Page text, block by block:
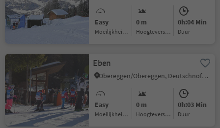
Easy
Moeilijkheidsgraad
0 m
Hoogteverschil
0h:04 Min
Duur
Eben
Obereggen/Obereggen, Deutschnofen/Nova Ponente, Dolomites Region Eggental
Easy
Moeilijkheidsgraad
0 m
Hoogteverschil
0h:03 Min
Duur